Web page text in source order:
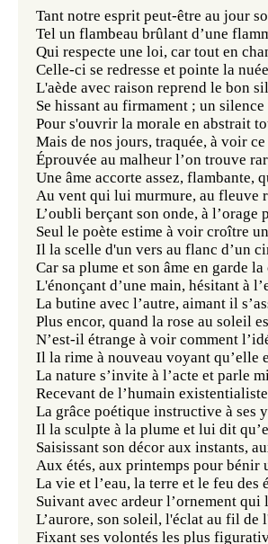
Tant notre esprit peut-être au jour
Tel un flambeau brûlant d’une
Qui respecte une loi, car tout en
Celle-ci se redresse et pointe la
L'aède avec raison reprend le bon
Se hissant au firmament ; un
Pour s'ouvrir la morale en abstrait
Mais de nos jours, traquée, à voir
Éprouvée au malheur l’on trouve
Une âme accorte assez, flambante,
Au vent qui lui murmure, au fleuve
L’oubli berçant son onde, à l’orage
Seul le poète estime à voir croître
Il la scelle d'un vers au flanc d’un
Car sa plume et son âme en garde
L'énonçant d’une main, hésitant à
La butine avec l’autre, aimant il
Plus encor, quand la rose au soleil
N’est-il étrange à voir comment
Il la rime à nouveau voyant qu’elle
La nature s’invite à l’acte et parle
Recevant de l’humain existentialiste
La grâce poétique instructive à ses
Il la sculpte à la plume et lui dit
Saisissant son décor aux instants,
Aux étés, aux printemps pour bénir
La vie et l’eau, la terre et le feu des
Suivant avec ardeur l’ornement qui
L’aurore, son soleil, l'éclat au fil de
Fixant ses volontés les plus